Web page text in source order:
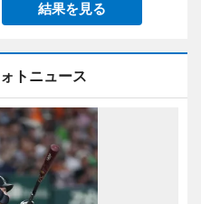
結果を見る
トニュース